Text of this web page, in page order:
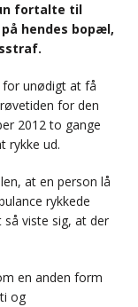
fortalte til
hendes bopæl,
for unødigt at få
for den
2012 to gange
rykke ud.
at en person lå
rykkede
viste sig, at der
en anden form
og